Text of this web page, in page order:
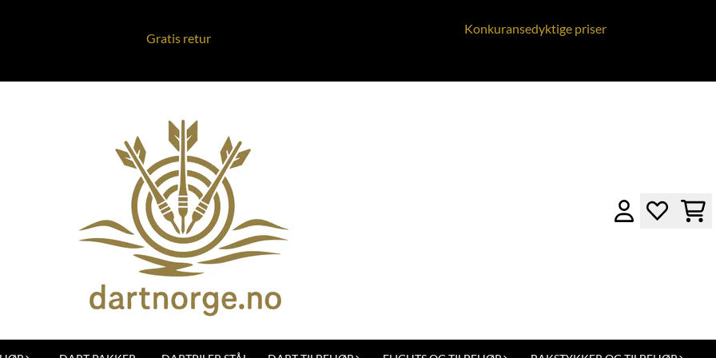
Gratis retur
Konkuransedyktige priser